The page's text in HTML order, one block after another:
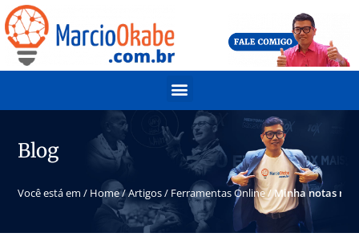
Blog
Você está em / Home/Artigos/ Ferramentas Online/Minha notas no